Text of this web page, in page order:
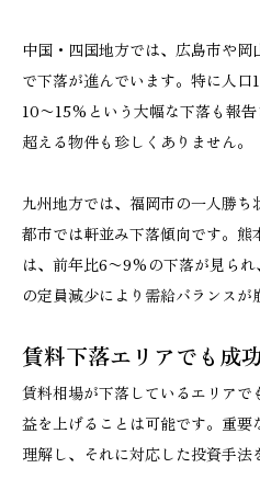
中国・四国地方では、広島市や
で下落が進んでいます。特に人口
10〜15%という大幅な下落も報
超える物件も珍しくありません。
九州地方では、福岡市の一人勝
都市では軒並み下落傾向です。
は、前年比6〜9%の下落が見ら
の定員減少により需給バランスが
賃料下落エリアでも成
賃料相場が下落しているエリア
益を上げることは可能です。重要
理解し、それに対応した投資手法